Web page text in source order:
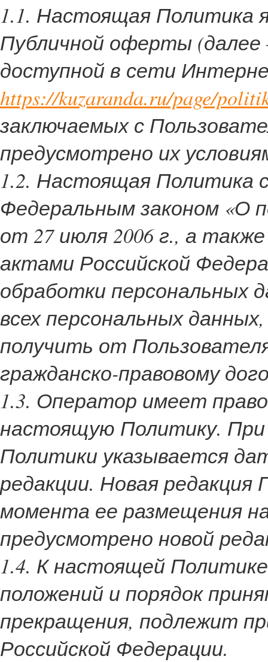
1.1. Настоящая Политика
Публичной оферты
доступной в сети
https://kuzaranda.ru/page/
заключаемых с
предусмотрено их
1.2. Настоящая Политика
Федеральным законом «О
от 27 июля 2006 г., а
актами Российской
обработки персональных
всех персональных
получить от
гражданско-правовому
1.3. Оператор имеет
настоящую Политику. При
Политики указывается
редакции. Новая
момента ее размещения
предусмотрено новой
1.4. К настоящей
положений и порядок
прекращения, подлежит
Российской Федерации.